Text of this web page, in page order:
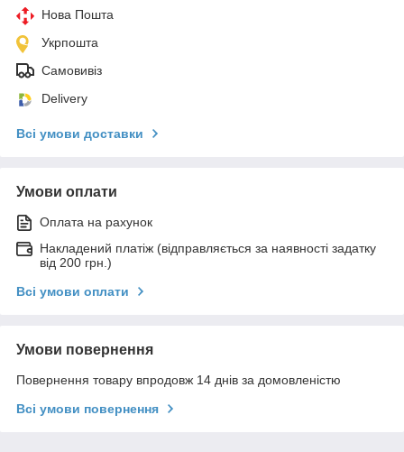
Нова Пошта
Укрпошта
Самовивіз
Delivery
Всі умови доставки
Умови оплати
Оплата на рахунок
Накладений платіж (відправляється за наявності задатку
від 200 грн.)
Всі умови оплати
Умови повернення
Повернення товару впродовж 14 днів за домовленістю
Всі умови повернення